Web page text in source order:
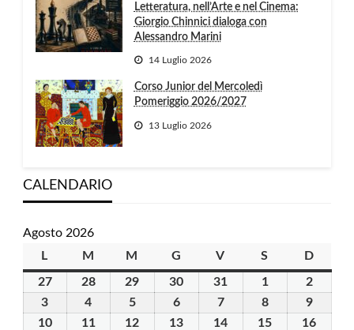
Letteratura, nell’Arte e nel Cinema:
Giorgio Chinnici dialoga con
Alessandro Marini
14 Luglio 2026
Corso Junior del Mercoledì
Pomeriggio 2026/2027
13 Luglio 2026
CALENDARIO
Agosto 2026
L
M martedì
M mercoledì
G giovedìV venerdì
S D
2727
Luglio
2026
2828
29 30 31 11
Agosto
2026
22
Agosto
2026
3
Agosto
4
Agosto
55
Agosto
66
Agosto
77
Agosto
88
Agosto
99
Agosto
1010
1111
12 13 14 15 16